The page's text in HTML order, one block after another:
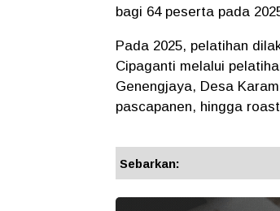
bagi 64 peserta pada
Pada 2025, pelatihan
Cipaganti melalui
Genengjaya, Desa
pascapanen, hingga
Sebarkan: